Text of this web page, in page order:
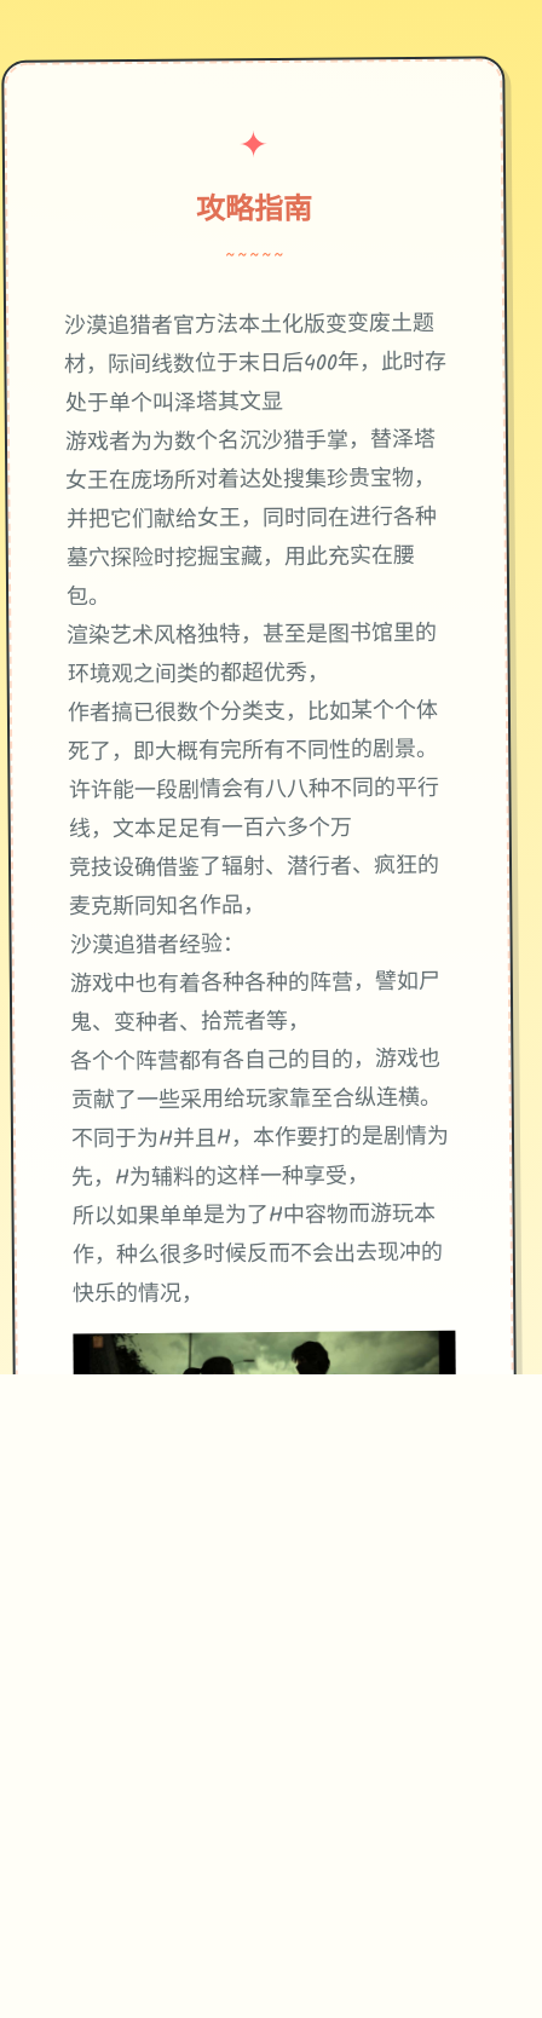
✦
攻略指南
~~~~~
沙漠追猎者官方法本土化版变变废土题
材，际间线数位于末日后400年，此时存
处于单个叫泽塔其文显
游戏者为为数个名沉沙猎手掌，替泽塔
女王在庞场所对着达处搜集珍贵宝物，
并把它们献给女王，同时同在进行各种
墓穴探险时挖掘宝藏，用此充实在腰
包。
渲染艺术风格独特，甚至是图书馆里的
环境观之间类的都超优秀，
作者搞已很数个分类支，比如某个个体
死了，即大概有完所有不同性的剧景。
许许能一段剧情会有八八种不同的平行
线，文本足足有一百六多个万
竞技设确借鉴了辐射、潜行者、疯狂的
麦克斯同知名作品，
沙漠追猎者经验：
游戏中也有着各种各种的阵营，譬如尸
鬼、变种者、拾荒者等，
各个个阵营都有各自己的目的，游戏也
贡献了一些采用给玩家靠至合纵连横。
不同于为H并且H，本作要打的是剧情为
先，H为辅料的这样一种享受，
所以如果单单是为了H中容物而游玩本
作，种么很多时候反而不会出去现冲的
快乐的情况，